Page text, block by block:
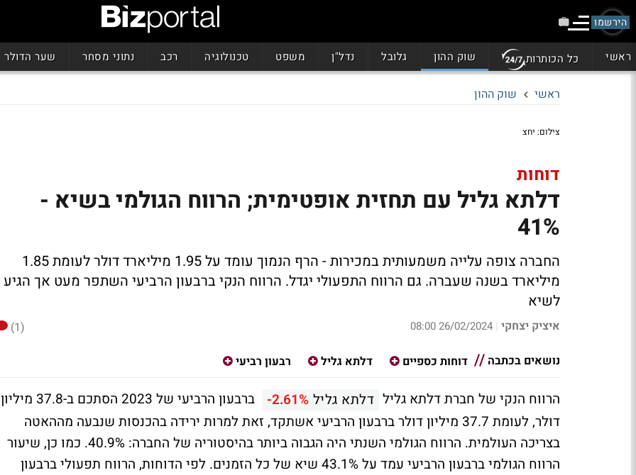
הירשמו
ראשי כל הכותרות שוק ההון גלובל נדל"ן משפט טכנולוגיה רכב נתוני מסחר שער הדולר
ראשי שוק ההון
צילום: יחצ
דוחות
דלתא גליל עם תחזית אופטימית; הרווח הגולמי בשיא -
41%
החברה צופה עלייה משמעותית במכירות - הרף הנמוך עומד על 1.95 מיליארד דולר לעומת 1.85
מיליארד בשנה שעברה. גם הרווח התפעולי יגדל. הרווח הנקי ברבעון הרביעי השתפר מעט אך הגיע
לשיא
איציק יצחקי |
26/02/2024 08:00
(1)
נושאים בכתבה
דוחות כספיים דלתא גליל רבעון רביעי
הרווח הנקי של חברת דלתא גליל דלתא גליל -2.61%
ברבעון הרביעי של 2023 הסתכם ב-37.8 מיליון
דולר, לעומת 37.7 מיליון דולר ברבעון הרביעי אשתקד, זאת למרות ירידה בהכנסות שנבעה מההאטה
בצריכה העולמית. הרווח הגולמי השנתי היה הגבוה ביותר בהיסטוריה של החברה: 40.9%. כמו כן, שיעור
הרווח הגולמי ברבעון הרביעי עמד על 43.1% שיא של כל הזמנים. לפי הדוחות, הרווח תפעולי ברבעון